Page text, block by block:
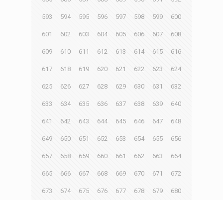
593 594 595 596 597 598 599 600
601 602 603 604 605 606 607 608
609 610 611 612 613 614 615 616
617 618 619 620 621 622 623 624
625 626 627 628 629 630 631 632
633 634 635 636 637 638 639 640
641 642 643 644 645 646 647 648
649 650 651 652 653 654 655 656
657 658 659 660 661 662 663 664
665 666 667 668 669 670 671 672
673 674 675 676 677 678 679 680